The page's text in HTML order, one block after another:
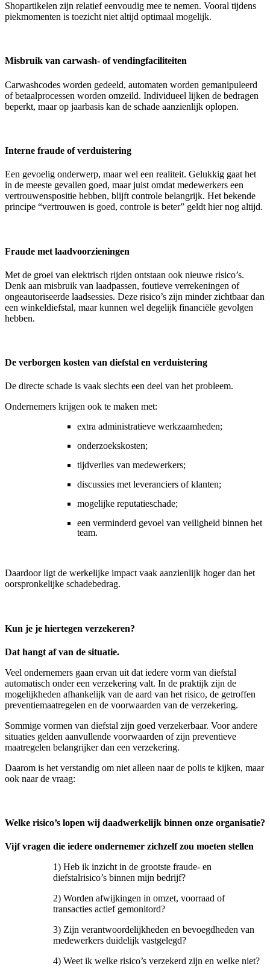
Shopartikelen zijn relatief eenvoudig mee te nemen. Vooral tijdens
piekmomenten is toezicht niet altijd optimaal mogelijk.
Misbruik van carwash- of vendingfaciliteiten
Carwashcodes worden gedeeld, automaten worden gemanipuleerd
of betaalprocessen worden omzeild. Individueel lijken de bedragen
beperkt, maar op jaarbasis kan de schade aanzienlijk oplopen.
Interne fraude of verduistering
Een gevoelig onderwerp, maar wel een realiteit. Gelukkig gaat het
in de meeste gevallen goed, maar juist omdat medewerkers een
vertrouwenspositie hebben, blijft controle belangrijk. Het bekende
principe “vertrouwen is goed, controle is beter” geldt hier nog altijd.
Fraude met laadvoorzieningen
Met de groei van elektrisch rijden ontstaan ook nieuwe risico’s.
Denk aan misbruik van laadpassen, foutieve verrekeningen of
ongeautoriseerde laadsessies. Deze risico’s zijn minder zichtbaar dan
een winkeldiefstal, maar kunnen wel degelijk financiële gevolgen
hebben.
De verborgen kosten van diefstal en verduistering
De directe schade is vaak slechts een deel van het probleem.
Ondernemers krijgen ook te maken met:
extra administratieve werkzaamheden;
onderzoekskosten;
tijdverlies van medewerkers;
discussies met leveranciers of klanten;
mogelijke reputatieschade;
een verminderd gevoel van veiligheid binnen het
team.
Daardoor ligt de werkelijke impact vaak aanzienlijk hoger dan het
oorspronkelijke schadebedrag.
Kun je je hiertegen verzekeren?
Dat hangt af van de situatie.
Veel ondernemers gaan ervan uit dat iedere vorm van diefstal
automatisch onder een verzekering valt. In de praktijk zijn de
mogelijkheden afhankelijk van de aard van het risico, de getroffen
preventiemaatregelen en de voorwaarden van de verzekering.
Sommige vormen van diefstal zijn goed verzekerbaar. Voor andere
situaties gelden aanvullende voorwaarden of zijn preventieve
maatregelen belangrijker dan een verzekering.
Daarom is het verstandig om niet alleen naar de polis te kijken, maar
ook naar de vraag:
Welke risico’s lopen wij daadwerkelijk binnen onze organisatie?
Vijf vragen die iedere ondernemer zichzelf zou moeten stellen
1) Heb ik inzicht in de grootste fraude- en
diefstalrisico’s binnen mijn bedrijf?
2) Worden afwijkingen in omzet, voorraad of
transacties actief gemonitord?
3) Zijn verantwoordelijkheden en bevoegdheden van
medewerkers duidelijk vastgelegd?
4) Weet ik welke risico’s verzekerd zijn en welke niet?